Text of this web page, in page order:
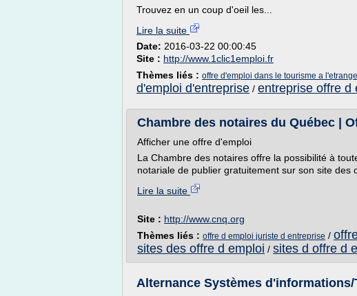
Trouvez en un coup d'oeil les...
Lire la suite
Date: 2016-03-22 00:00:45
Site : http://www.1clic1emploi.fr
Thèmes liés : offre d'emploi dans le tourisme a
d'emploi d'entreprise / entreprise offre d
Chambre des notaires du Québec |
Afficher une offre d'emploi
La Chambre des notaires offre la possibilité à
notariale de publier gratuitement sur son site des
Lire la suite
Site : http://www.cnq.org
Thèmes liés : offre d emploi juriste d entreprise /
sites des offre d emploi / sites d offre d
Alternance Systèmes